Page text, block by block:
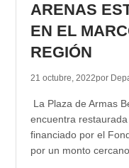
ARENAS
EN EL
REGIÓN
21 octubre, 2022por
La Plaza de Armas
encuentra
financiado por el
por un monto